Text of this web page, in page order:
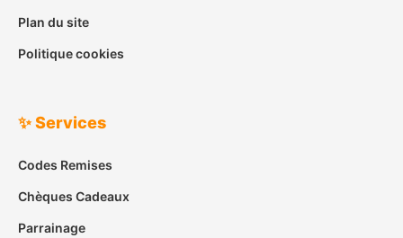
Plan du site
Politique cookies
✨ Services
Codes Remises
Chèques Cadeaux
Parrainage